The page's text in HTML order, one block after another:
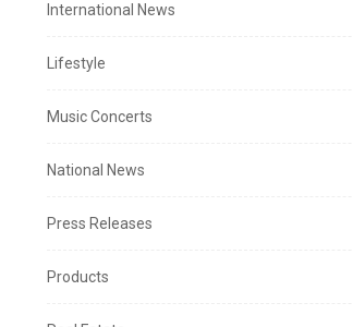
International News
Lifestyle
Music Concerts
National News
Press Releases
Products